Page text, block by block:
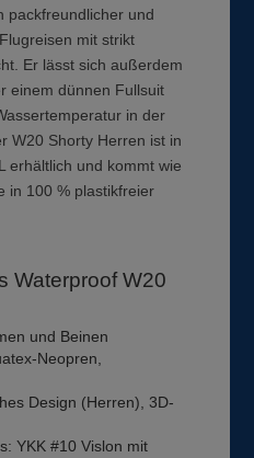
packfreundlicher und
mit strikt
Er lässt sich außerdem
einem dünnen Fullsuit
in der
W20 Shorty Herren ist in
erhältlich und kommt wie
in 100 % plastikfreier
Waterproof W20
und Beinen
Neopren,
Design (Herren), 3D-
YKK #10 Vislon mit